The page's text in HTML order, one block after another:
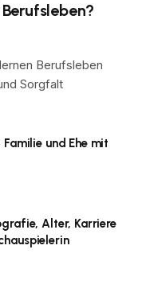
Berufsleben
Sorgfalt
Familie und Ehe mit
Alter, Karriere